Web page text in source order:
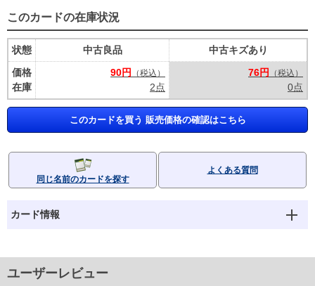
このカードの在庫状況
状態
価格
在庫
中古良品
90円
（税込）
2点
中古キズあり
76円
（税込）
0点
このカードを買う 販売価格の確認はこちら
同じ名前のカードを探す
よくある質問
カード情報
ユーザーレビュー